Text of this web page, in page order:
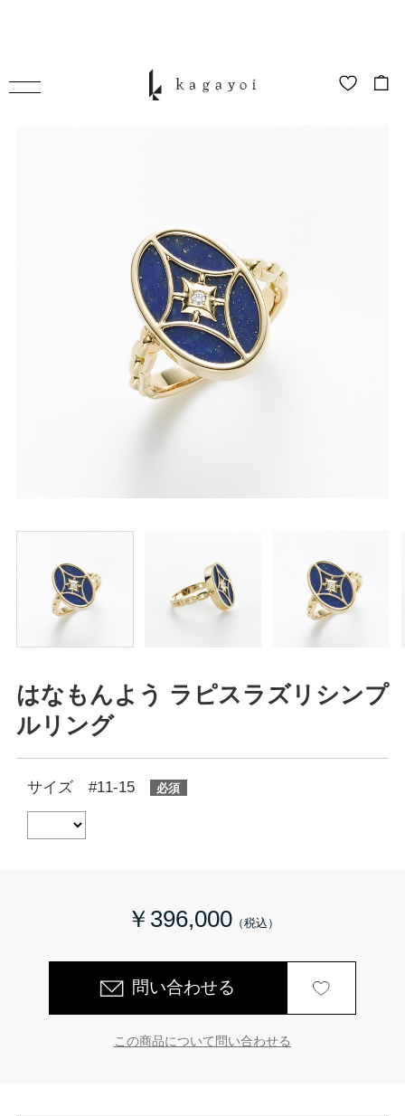
はなもんよう ラピスラズリシンプ
ルリング
サイズ #11-15
￥396,000
問い合わせる
この商品について問い合わせる